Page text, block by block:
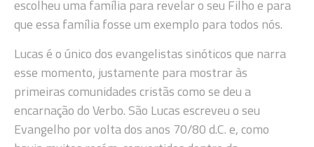
escolheu uma família para revelar o seu Filho e para
que essa família fosse um exemplo para todos nós.
Lucas é o único dos evangelistas sinóticos que narra
esse momento, justamente para mostrar às
primeiras comunidades cristãs como se deu a
encarnação do Verbo. São Lucas escreveu o seu
Evangelho por volta dos anos 70/80 d.C. e, como